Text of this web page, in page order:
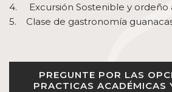
4. Excursión Sostenible y ordeño
5. Clase de gastronomía
PREGUNTE POR LAS
PRACTICAS ACADÉMICAS